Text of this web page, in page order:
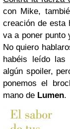
con Mike,
creación de esta
va a poner punto
No quiero
habéis leído las
algún spoiler,
ponemos el
mano de Lumen.